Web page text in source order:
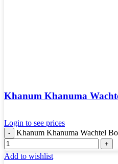
Khanum Khanuma
Login to see prices
Khanum Khanuma Wachtel
Add to wishlist